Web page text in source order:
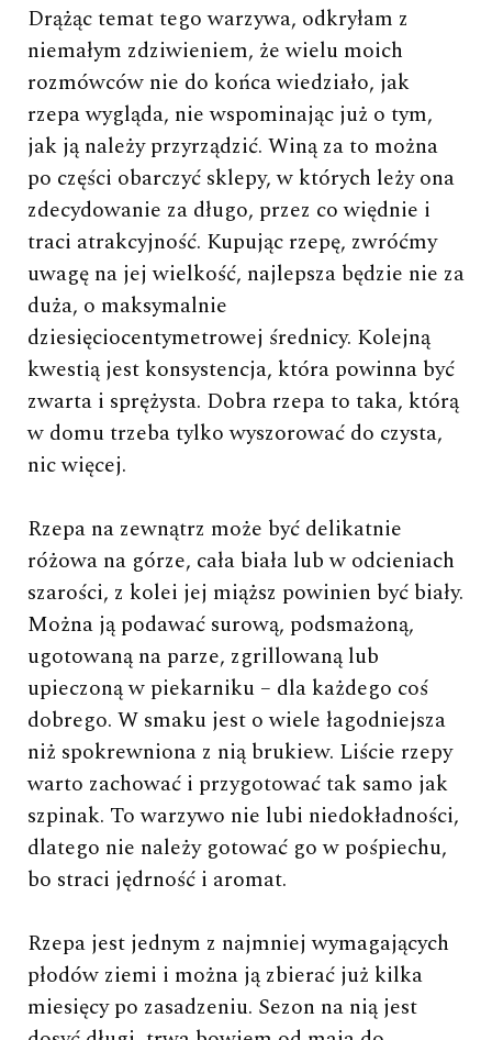
Drążąc temat tego warzywa, odkryłam z
niemałym zdziwieniem, że wielu moich
rozmówców nie do końca wiedziało, jak
rzepa wygląda, nie wspominając już o tym,
jak ją należy przyrządzić. Winą za to można
po części obarczyć sklepy, w których leży ona
zdecydowanie za długo, przez co więdnie i
traci atrakcyjność. Kupując rzepę, zwróćmy
uwagę na jej wielkość, najlepsza będzie nie za
duża, o maksymalnie
dziesięciocentymetrowej średnicy. Kolejną
kwestią jest konsystencja, która powinna być
zwarta i sprężysta. Dobra rzepa to taka, którą
w domu trzeba tylko wyszorować do czysta,
nic więcej.
Rzepa na zewnątrz może być delikatnie
różowa na górze, cała biała lub w odcieniach
szarości, z kolei jej miąższ powinien być biały.
Można ją podawać surową, podsmażoną,
ugotowaną na parze, zgrillowaną lub
upieczoną w piekarniku – dla każdego coś
dobrego. W smaku jest o wiele łagodniejsza
niż spokrewniona z nią brukiew. Liście rzepy
warto zachować i przygotować tak samo jak
szpinak. To warzywo nie lubi niedokładności,
dlatego nie należy gotować go w pośpiechu,
bo straci jędrność i aromat.
Rzepa jest jednym z najmniej wymagających
płodów ziemi i można ją zbierać już kilka
miesięcy po zasadzeniu. Sezon na nią jest